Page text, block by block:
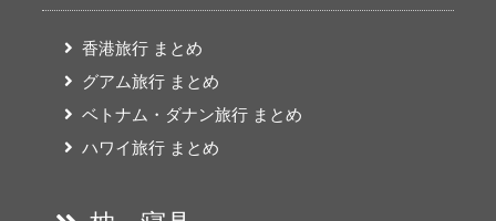
香港旅行 まとめ
グアム旅行 まとめ
ベトナム・ダナン旅行 まとめ
ハワイ旅行 まとめ